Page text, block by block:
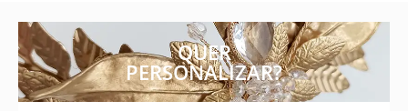
QUER
PERSONALIZAR?